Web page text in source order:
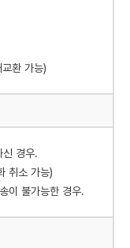
환 가능)
신 경우.
취소 가능)
이 불가능한 경우.